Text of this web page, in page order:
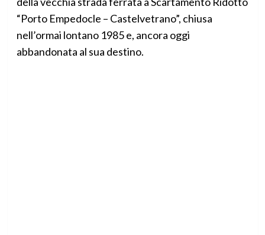
“Porto Empedocle – Castelvetrano”, chiusa
nell’ormai lontano 1985 e, ancora oggi
abbandonata al sua destino.